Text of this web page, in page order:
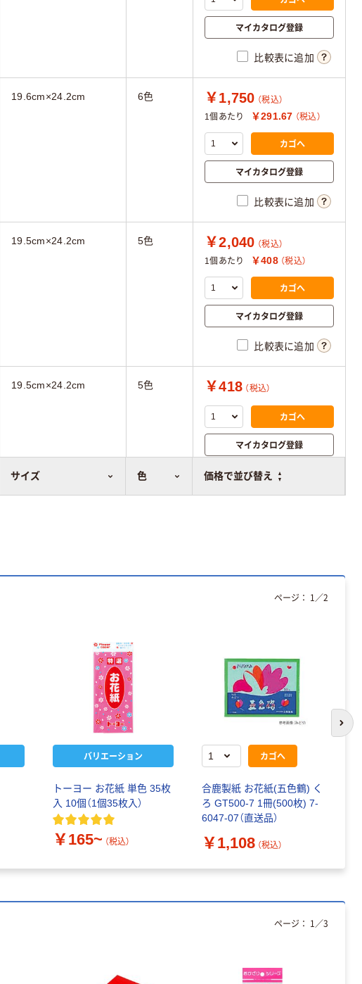
サイズ 色 価格で並び替え
マイカタログ登録
比較表に追加
19.6cm×24.2cm 6色 ￥1,750 （税込）
1個あたり
￥291.67 （税込）
カゴへ
マイカタログ登録
比較表に追加
19.5cm×24.2cm 5色 ￥2,040 （税込）
1個あたり
￥408 （税込）
カゴへ
マイカタログ登録
比較表に追加
19.5cm×24.2cm 5色 ￥418 （税込）
カゴへ
マイカタログ登録
比較表に追加
バリエーション
トーヨー お花紙 単色 35枚
入 10個（1個35枚入）
￥165~ （税込）
カゴへ
合鹿製紙 お花紙(五色鶴) く
ろ GT500-7 1冊(500枚) 7-
6047-07（直送品）
￥1,108 （税込）
ページ： 1 ／2
次
ページ： 1 ／3